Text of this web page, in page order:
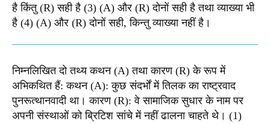
है किंतु (R) सही है (3) (A) और (R) दोनों सही है तथा व्याख्या भी
है (4) (A) और (R) दोनों सही, किन्तु व्याख्या नहीं है।
निम्नलिखित दो तथ्य कथन (A) तथा कारण (R) के रूप में
अभिकथित हैं: कथन (A): कुछ संदर्भों में तिलक का राष्ट्रवाद
पुनरूत्थानवादी था। कारण (R): वे सामाजिक सुधार के नाम पर
अपनी संस्थाओं को ब्रिटिश सांचे में नहीं ढालना चाहते थे। (1)